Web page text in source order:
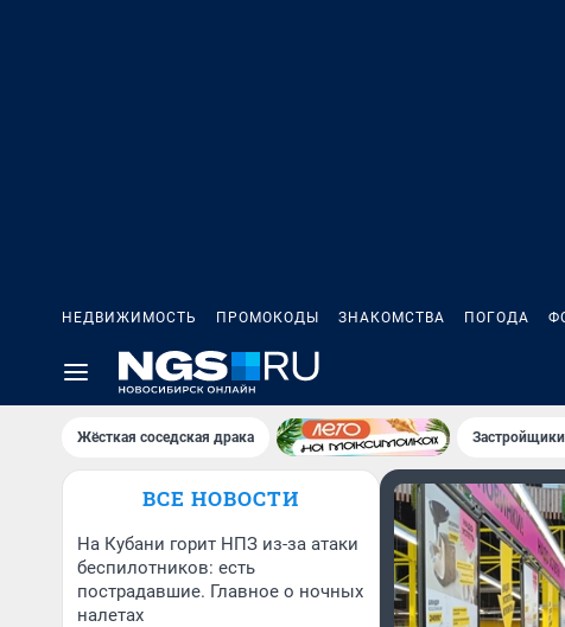
НЕДВИЖИМОСТЬ ПРОМОКОДЫ ЗНАКОМСТВА ПОГОДА
Жёсткая соседская драка Застройщики
ВСЕ НОВОСТИ
На Кубани горит НПЗ из-за атаки
беспилотников: есть
пострадавшие. Главное о ночных
налетах